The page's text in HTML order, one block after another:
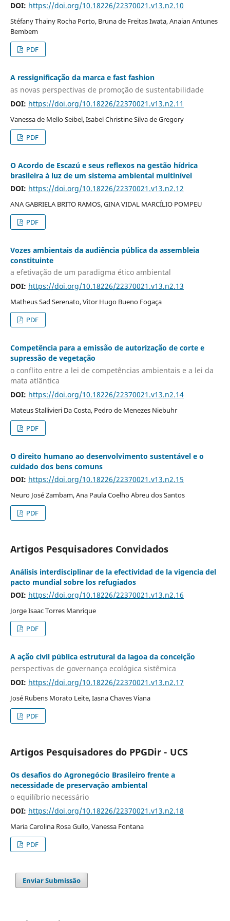
DOI: https://doi.org/10.18226/22370021.v13.n2.10
Stéfany Thainy Rocha Porto, Bruna de Freitas Iwata, Anaian Antunes
Bembem
PDF
A ressignificação da marca e fast fashion
as novas perspectivas de promoção de sustentabilidade
DOI: https://doi.org/10.18226/22370021.v13.n2.11
Vanessa de Mello Seibel, Isabel Christine Silva de Gregory
PDF
O Acordo de Escazú e seus reflexos na gestão hídrica
brasileira à luz de um sistema ambiental multinível
DOI: https://doi.org/10.18226/22370021.v13.n2.12
ANA GABRIELA BRITO RAMOS, GINA VIDAL MARCÍLIO POMPEU
PDF
Vozes ambientais da audiência pública da assembleia
constituinte
a efetivação de um paradigma ético ambiental
DOI: https://doi.org/10.18226/22370021.v13.n2.13
Matheus Sad Serenato, Vitor Hugo Bueno Fogaça
PDF
Competência para a emissão de autorização de corte e
supressão de vegetação
o conflito entre a lei de competências ambientais e a lei da
mata atlântica
DOI: https://doi.org/10.18226/22370021.v13.n2.14
Mateus Stallivieri Da Costa, Pedro de Menezes Niebuhr
PDF
O direito humano ao desenvolvimento sustentável e o
cuidado dos bens comuns
DOI: https://doi.org/10.18226/22370021.v13.n2.15
Neuro José Zambam, Ana Paula Coelho Abreu dos Santos
PDF
Artigos Pesquisadores Convidados
Análisis interdisciplinar de la efectividad de la vigencia del
pacto mundial sobre los refugiados
DOI: https://doi.org/10.18226/22370021.v13.n2.16
Jorge Isaac Torres Manrique
PDF
A ação civil pública estrutural da lagoa da conceição
perspectivas de governança ecológica sistêmica
DOI: https://doi.org/10.18226/22370021.v13.n2.17
José Rubens Morato Leite, Iasna Chaves Viana
PDF
Artigos Pesquisadores do PPGDir - UCS
Os desafios do Agronegócio Brasileiro frente a
necessidade de preservação ambiental
o equilíbrio necessário
DOI: https://doi.org/10.18226/22370021.v13.n2.18
Maria Carolina Rosa Gullo, Vanessa Fontana
PDF
Enviar Submissão